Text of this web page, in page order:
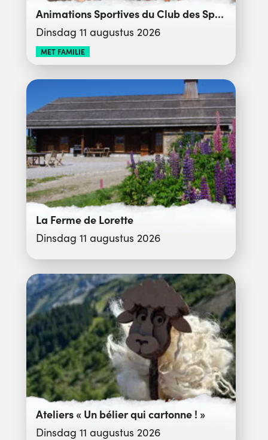
Animations Sportives du Club des Sports
Dinsdag 11 augustus 2026
MET FAMILIE
La Ferme de Lorette
Dinsdag 11 augustus 2026
Ateliers « Un bélier qui cartonne ! »
Dinsdag 11 augustus 2026